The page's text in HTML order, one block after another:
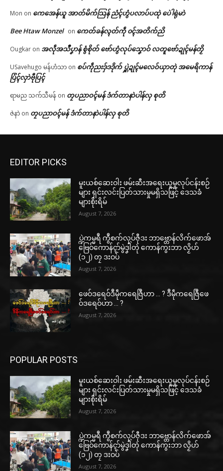
Mon on ကေအေန်ယူ အာတ်မိက်သြန် ညံၚ်ဟွံပလာပ်ပထုဲ ပေဲါရုဲမာဲ
Bee Htaw Monzel on ကေတ်ခန်လ္ၚတ်ကဵု ၀ၚ်အတိက်ညိ
Ougkar on အလဵုအသဳပၞာန် စွံစိုတ် ဗော်ဟွံလုပ်သၞောဝ် လတူဗော်ဍုၚ်မန်တၟိ
USavehugo မန်ဟံသာ on စပ်ကဵုညးဒှ်ဒဒိုက် ပ္ဋဲဍုၚ်မလေဝ်ယှာတုဲ အမေရိကာန်
ပြံၚ်လှာဲဗီုပြၚ်
ရာမည သက်သီမန် on တၠပညာဝၚ်မန် ဒံက်တာနာဲပါန်လှ စုတိ
ဇဲနာဲ on တၠပညာဝၚ်မန် ဒံက်တာနာဲပါန်လှ စုတိ
EDITOR PICKS
မူးယစ်ဆေးဝါး ဖမ်းဆီးအရေးယူမှုလုပ်ငန်းစဉ်
များ ရှင်းလင်းပြတ်သားမှုမရှိသဖြင့် ဒေသခံ
များစိုးရိမ်
August 7, 2026
ပ္ဍဲကမ္မရဳ ကွဳစက်လုပ်ဇီုဒး ဘာဗ္တောန်လိက်ဖောအ်
ဗြေဝ်ကောန်ၚာ်မွဲဒၞါဲတုဲ ကောန်ကွးဘာ လၟိဟ်
(၁၂) တၠ ဒးဝပ်
August 7, 2026
ဖေဝ်ဒရေဝ်ဒဳမဵုကရေဇြဳဟာ … ? ဒဳမဵုကရေဇြဳဖေ
ဝ်ဒရေဝ်ဟာ … ?
August 7, 2026
POPULAR POSTS
မူးယစ်ဆေးဝါး ဖမ်းဆီးအရေးယူမှုလုပ်ငန်းစဉ်
များ ရှင်းလင်းပြတ်သားမှုမရှိသဖြင့် ဒေသခံ
များစိုးရိမ်
August 7, 2026
ပ္ဍဲကမ္မရဳ ကွဳစက်လုပ်ဇီုဒး ဘာဗ္တောန်လိက်ဖောအ်
ဗြေဝ်ကောန်ၚာ်မွဲဒၞါဲတုဲ ကောန်ကွးဘာ လၟိဟ်
(၁၂) တၠ ဒးဝပ်
August 7, 2026